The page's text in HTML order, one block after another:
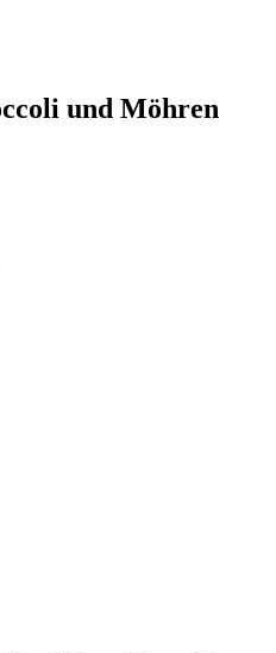
und Möhren